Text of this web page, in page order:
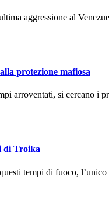
aggressione al
protezione mafiosa
arroventati, si cercano i
di Troika
tempi di fuoco,